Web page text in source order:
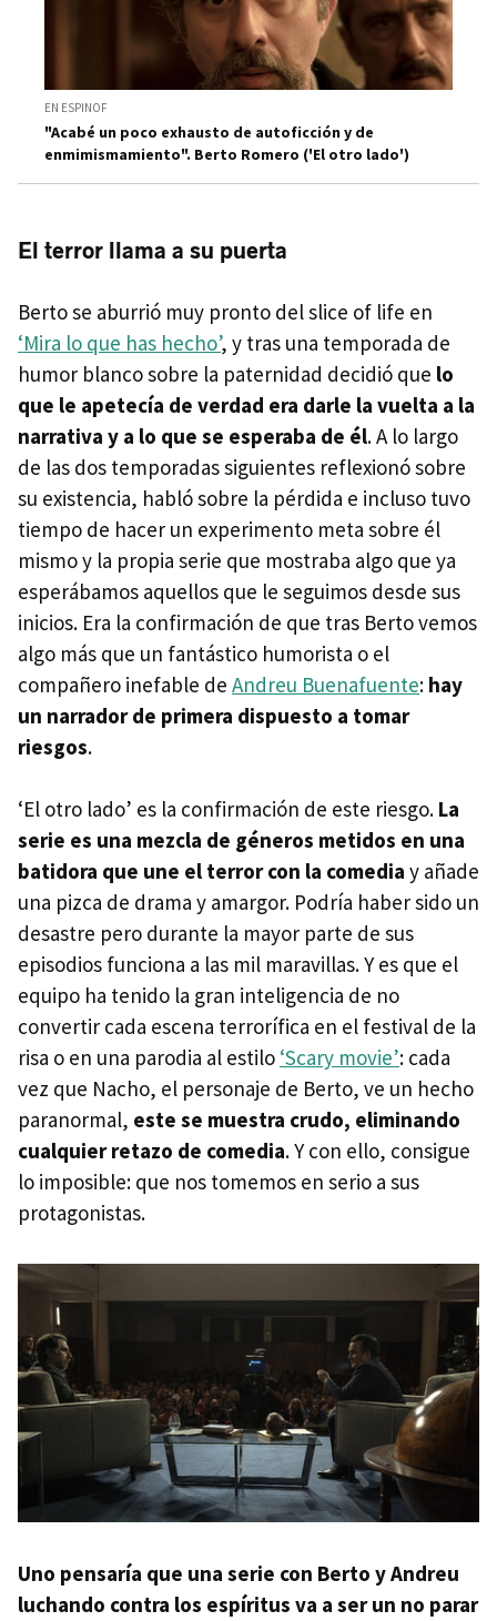
EN ESPINOF
"Acabé un poco exhausto de autoficción y de
enmimismamiento". Berto Romero ('El otro lado')
El terror llama a su puerta
Berto se aburrió muy pronto del slice of life en
‘Mira lo que has hecho’, y tras una temporada de
humor blanco sobre la paternidad decidió que lo
que le apetecía de verdad era darle la vuelta a la
narrativa y a lo que se esperaba de él. A lo largo
de las dos temporadas siguientes reflexionó sobre
su existencia, habló sobre la pérdida e incluso tuvo
tiempo de hacer un experimento meta sobre él
mismo y la propia serie que mostraba algo que ya
esperábamos aquellos que le seguimos desde sus
inicios. Era la confirmación de que tras Berto vemos
algo más que un fantástico humorista o el
compañero inefable de Andreu Buenafuente: hay
un narrador de primera dispuesto a tomar
riesgos.
‘El otro lado’ es la confirmación de este riesgo. La
serie es una mezcla de géneros metidos en una
batidora que une el terror con la comedia y añade
una pizca de drama y amargor. Podría haber sido un
desastre pero durante la mayor parte de sus
episodios funciona a las mil maravillas. Y es que el
equipo ha tenido la gran inteligencia de no
convertir cada escena terrorífica en el festival de la
risa o en una parodia al estilo ‘Scary movie’: cada
vez que Nacho, el personaje de Berto, ve un hecho
paranormal, este se muestra crudo, eliminando
cualquier retazo de comedia. Y con ello, consigue
lo imposible: que nos tomemos en serio a sus
protagonistas.
Uno pensaría que una serie con Berto y Andreu
luchando contra los espíritus va a ser un no parar